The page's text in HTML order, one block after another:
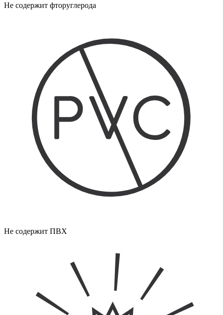
Не содержит фторуглерода
Не содержит ПВХ